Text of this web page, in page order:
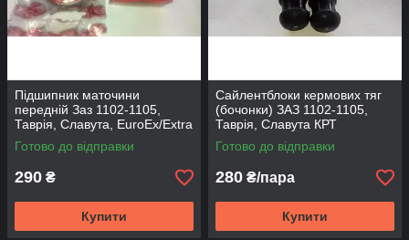
Підшипник маточини
передній Заз 1102-1105,
Таврія, Славута, EuroEx/Extra
Готово до відправки
290 ₴
Купити
Сайлентблоки кермових тяг
(бочонки) ЗАЗ 1102-1105,
Таврія, Славута КРТ
Готово до відправки
280 ₴/пара
Купити